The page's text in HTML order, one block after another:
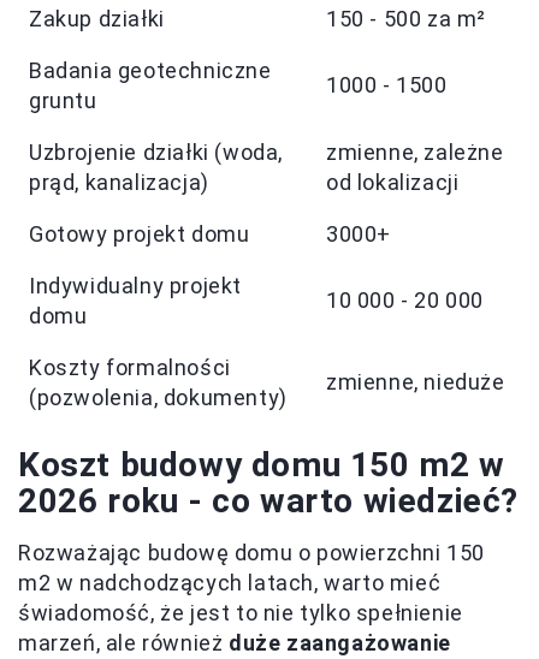
Zakup działki 150 - 500 za m²
Badania geotechniczne
gruntu
1000 - 1500
Uzbrojenie działki (woda,
prąd, kanalizacja)
zmienne, zależne
od lokalizacji
Gotowy projekt domu 3000+
Indywidualny projekt
domu
10 000 - 20 000
Koszty formalności
(pozwolenia, dokumenty)
zmienne, nieduże
Koszt budowy domu 150 m2 w
2026 roku - co warto wiedzieć?
Rozważając budowę domu o powierzchni 150
m2 w nadchodzących latach, warto mieć
świadomość, że jest to nie tylko spełnienie
marzeń, ale również duże zaangażowanie